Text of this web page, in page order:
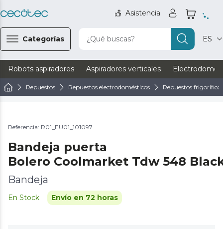
Asistencia
Categorías ¿Qué buscas? ES
Robots aspiradores Aspiradores verticales
Repuestos Repuestos electrodomésticos Repuestos frigoríficos
Referencia: R01_EU01_101097
Bandeja puerta
Bolero Coolmarket Tdw 548
Bandeja
En Stock Envío en 72 horas